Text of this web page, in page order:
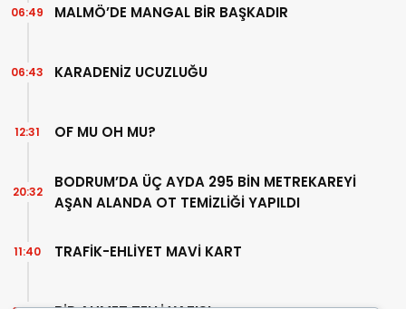
MALMÖ’DE MANGAL BİR BAŞKADIR
06:49
KARADENİZ UCUZLUĞU
06:43
OF MU OH MU?
12:31
BODRUM’DA ÜÇ AYDA 295 BİN METREKAREYİ
AŞAN ALANDA OT TEMİZLİĞİ YAPILDI
20:32
TRAFİK-EHLİYET MAVİ KART
11:40